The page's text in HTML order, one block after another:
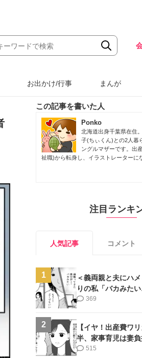
お出かけ/行事 まんが
この記事を書いた人
Ponko
北海道出身千葉県在住
子(ちぃくん)との2人暮
ングルマザーです。出
祉職)から転身し、イラストレーターに
注目ランキ
人気記事 コメント
1
＜義両親と夫にハ
りの私「バカみた
肢がない【第5話ま
369
2
【イヤ！出産費ワ
半、家事育児は妻
第11話＞#4コマ母道
515